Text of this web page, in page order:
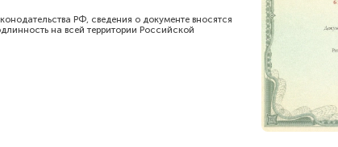
РФ, сведения о документе вносятся
на всей территории Российской